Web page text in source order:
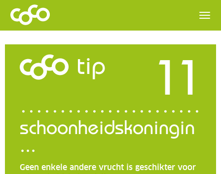
tip 11
schoonheidskoningin
...
Geen enkele andere vrucht is geschikter voor